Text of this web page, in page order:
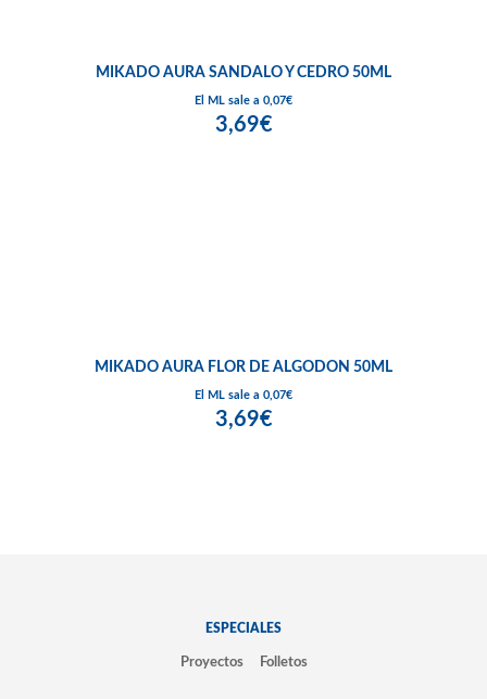
MIKADO AURA SANDALO Y CEDRO 50ML
El ML sale a 0,07€
3,69€
MIKADO AURA FLOR DE ALGODON 50ML
El ML sale a 0,07€
3,69€
ESPECIALES
Proyectos Folletos